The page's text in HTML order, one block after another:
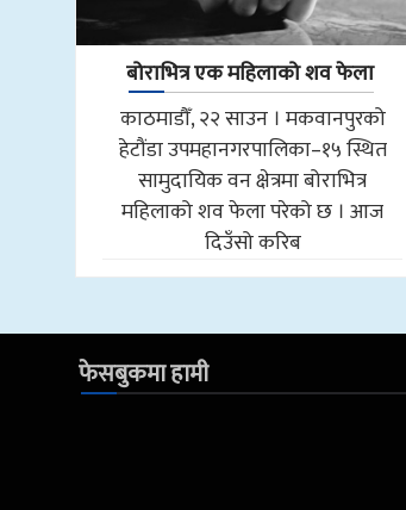
बोराभित्र एक महिलाको शव फेला
काठमाडौँ, २२ साउन । मकवानपुरको
हेटौंडा उपमहानगरपालिका–१५ स्थित
सामुदायिक वन क्षेत्रमा बोराभित्र
महिलाको शव फेला परेको छ । आज
दिउँसो करिब
फेसबुकमा हामी